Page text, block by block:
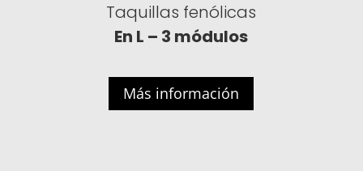
Taquillas fenólicas
En L – 3 módulos
Más información